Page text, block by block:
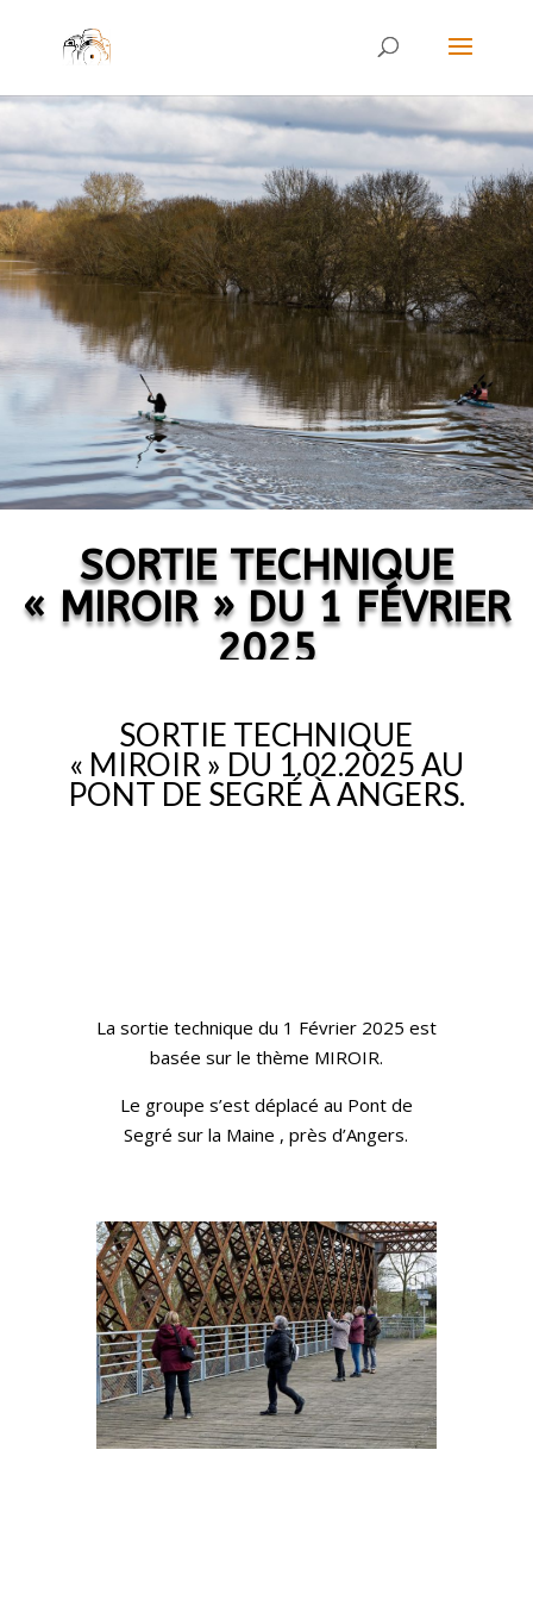
SORTIE TECHNIQUE
« MIROIR » DU 1 FÉVRIER
2025
SORTIE TECHNIQUE
« MIROIR » DU 1.02.2025 AU
PONT DE SEGRÉ À ANGERS.
La sortie technique du 1 Février 2025 est
basée sur le thème MIROIR.
Le groupe s’est déplacé au Pont de
Segré sur la Maine , près d’Angers.